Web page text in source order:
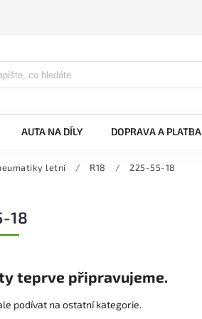
AUTA NA DÍLY DOPRAVA A PLATBA
letní / R18 / 225-55-18
18
teprve připravujeme.
podívat na ostatní kategorie.